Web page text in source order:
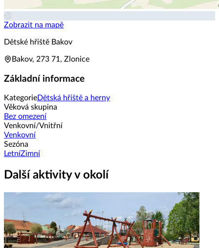
Zobrazit na mapě
Dětské hřiště Bakov
Bakov, 273 71, Zlonice
Základní informace
KategorieDětská hřiště a herny
Věková skupina
Bez omezení
Venkovní/Vnitřní
Venkovní
Sezóna
LetníZimní
Další aktivity v okolí